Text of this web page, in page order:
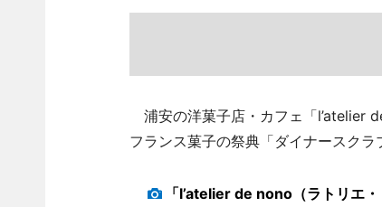
浦安の洋菓子店・カフェ「l’atelier
フランス菓子の祭典「ダイナースク
「l’atelier de nono（ラトリエ